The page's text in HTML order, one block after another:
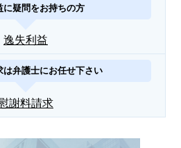
に疑問をお持ちの方
逸失利益
は弁護士にお任せ下さい
謝料請求